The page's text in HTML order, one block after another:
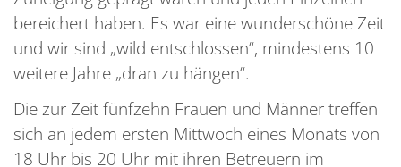
bereichert haben. Es war eine wunderschöne Zeit
und wir sind „wild entschlossen“, mindestens 10
weitere Jahre „dran zu hängen“.
Die zur Zeit fünfzehn Frauen und Männer treffen
sich an jedem ersten Mittwoch eines Monats von
18 Uhr bis 20 Uhr mit ihren Betreuern im